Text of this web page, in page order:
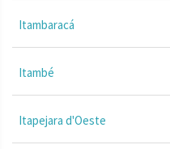
Itambaracá
Itambé
Itapejara d'Oeste